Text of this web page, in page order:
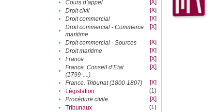
•
Cours d’appel
[X]
•
Droit civil
[X]
•
Droit commercial
[X]
•
Droit commercial - Commerce
maritime
[X]
• Droit commercial - Sources
[X]
•
Droit maritime
[X]
•
France
[X]
•
France. Conseil d’Etat
(1799-....)
[X]
• France. Tribunat (1800-1807)
[X]
•
Législation
(1)
•
Procédure civile
[X]
•
Tribunaux
(1)